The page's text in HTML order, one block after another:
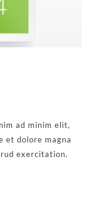
ad minim elit,
et dolore magna
exercitation.